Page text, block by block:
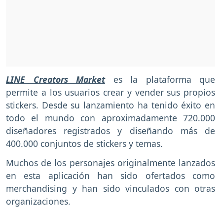
LINE Creators Market
es la plataforma que
permite a los usuarios crear y vender sus propios
stickers. Desde su lanzamiento ha tenido éxito en
todo el mundo con aproximadamente 720.000
diseñadores registrados y diseñando más de
400.000 conjuntos de stickers y temas.
Muchos de los personajes originalmente lanzados
en esta aplicación han sido ofertados como
merchandising y han sido vinculados con otras
organizaciones.